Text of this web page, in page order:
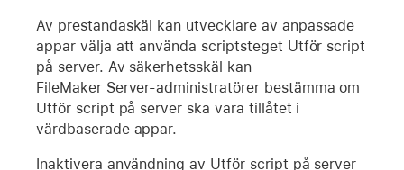
Av prestandaskäl kan utvecklare av anpassade
appar välja att använda scriptsteget Utför script
på server. Av säkerhetsskäl kan
FileMaker Server-administratörer bestämma om
Utför script på server ska vara tillåtet i
värdbaserade appar.
Inaktivera användning av Utför script på server